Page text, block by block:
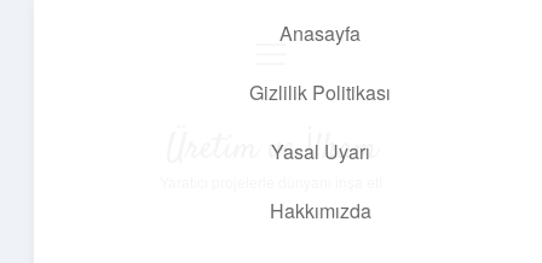
Anasayfa
Gizlilik Politikası
Yasal Uyarı
Hakkımızda
Üretim ve İlham